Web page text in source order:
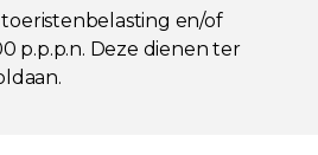
en/of
p.p.p.n. Deze dienen ter